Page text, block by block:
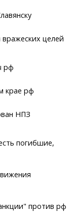
целей
рф
крае рф
НПЗ
погибшие,
против рф